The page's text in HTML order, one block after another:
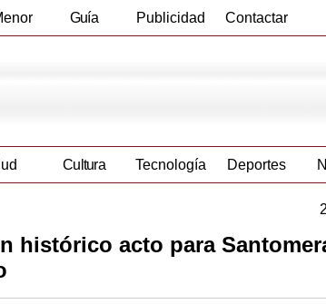
Guía Publicidad Contactar
Cultura Tecnología Deportes
histórico acto para